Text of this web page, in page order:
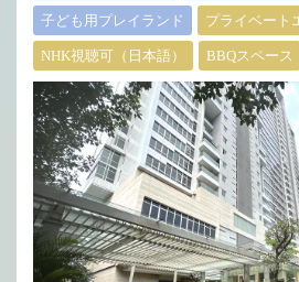
子ども用プレイランド プライベート
NHK視聴可（日本語） BBQスペース